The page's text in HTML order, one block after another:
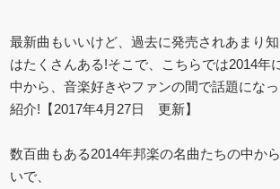
最新曲もいいけど、過去に発売されあまり
はたくさんある!そこで、こちらでは2014年
中から、音楽好きやファンの間で話題にな
紹介!【2017年4月27日 更新】
数百曲もある2014年邦楽の名曲たちの中か
いで、